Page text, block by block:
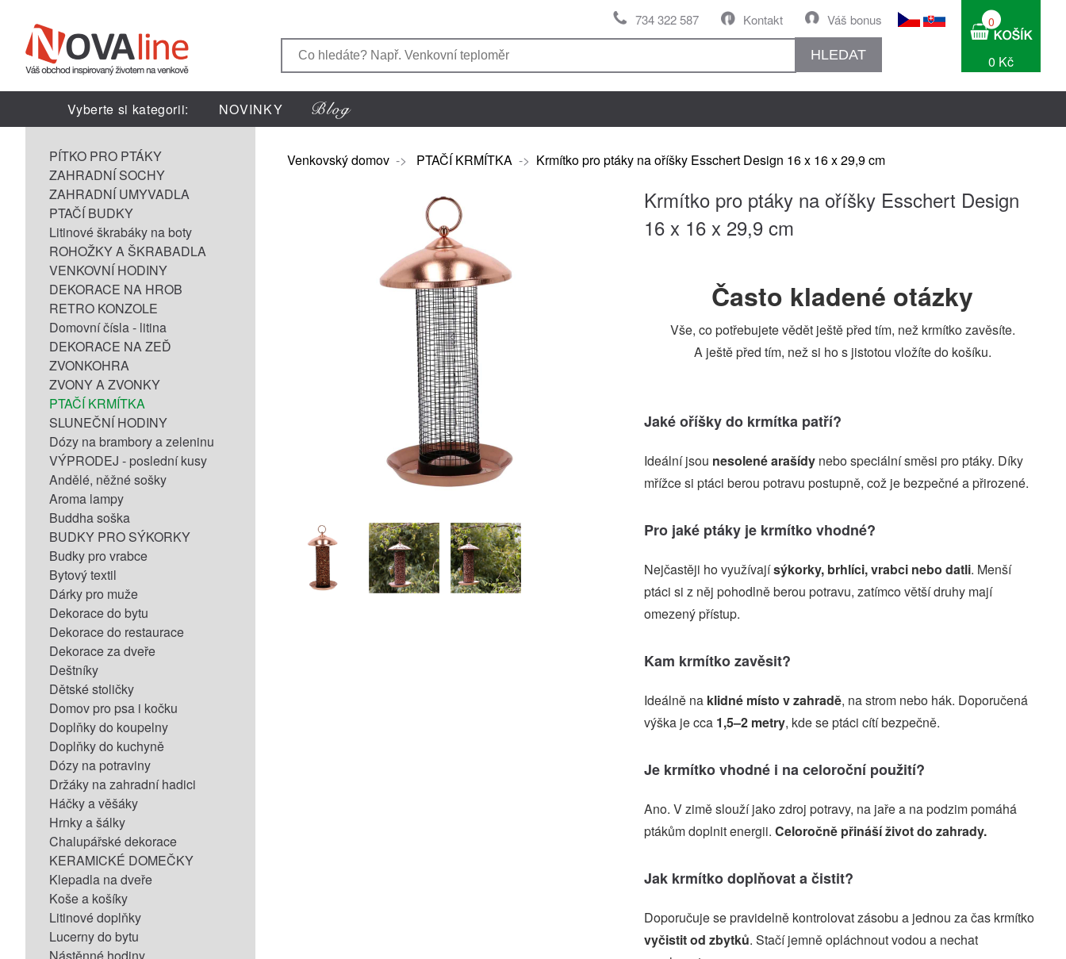
Váš bonus
Kontakt
734 322 587
HLEDAT
0
0 Kč
Vyberte si kategorii: NOVINKY
PÍTKO PRO PTÁKY
ZAHRADNÍ SOCHY
ZAHRADNÍ UMYVADLA
PTAČÍ BUDKY
Litinové škrabáky na boty
ROHOŽKY A ŠKRABADLA
VENKOVNÍ HODINY
DEKORACE NA HROB
RETRO KONZOLE
Domovní čísla - litina
DEKORACE NA ZEĎ
ZVONKOHRA
ZVONY A ZVONKY
PTAČÍ KRMÍTKA
SLUNEČNÍ HODINY
Dózy na brambory a zeleninu
VÝPRODEJ - poslední kusy
Andělé, něžné sošky
Aroma lampy
Buddha soška
BUDKY PRO SÝKORKY
Budky pro vrabce
Bytový textil
Dárky pro muže
Dekorace do bytu
Dekorace do restaurace
Dekorace za dveře
Deštníky
Dětské stoličky
Domov pro psa i kočku
Doplňky do koupelny
Doplňky do kuchyně
Dózy na potraviny
Držáky na zahradní hadici
Háčky a věšáky
Hrnky a šálky
Chalupářské dekorace
KERAMICKÉ DOMEČKY
Klepadla na dveře
Koše a košíky
Litinové doplňky
Lucerny do bytu
Venkovský domov -> PTAČÍ KRMÍTKA -> Krmítko pro ptáky na oříšky Esschert Design 16 x 16 x 29,9 cm
Krmítko pro ptáky na oříšky Esschert Design
16 x 16 x 29,9 cm
Často kladené otázky
Vše, co potřebujete vědět ještě před tím, než krmítko zavěsíte.
A ještě před tím, než si ho s jistotou vložíte do košíku.
Jaké oříšky do krmítka patří?
Ideální jsou nesolené arašídy nebo speciální směsi pro ptáky. Díky
mřížce si ptáci berou potravu postupně, což je bezpečné a přirozené.
Pro jaké ptáky je krmítko vhodné?
Nejčastěji ho využívajísýkorky, brhlíci, vrabci nebo datli. Menší
ptáci si z něj pohodlně berou potravu, zatímco větší druhy mají
omezený přístup.
Kam krmítko zavěsit?
Ideálně na klidné místo v zahradě, na strom nebo hák. Doporučená
výška je cca 1,5–2 metry, kde se ptáci cítí bezpečně.
Je krmítko vhodné i na celoroční použití?
Ano. V zimě slouží jako zdroj potravy, na jaře a na podzim pomáhá
ptákům doplnit energii. Celoročně přináší život do zahrady.
Jak krmítko doplňovat a čistit?
Doporučuje se pravidelně kontrolovat zásobu a jednou za čas krmítko
vyčistit od zbytků. Stačí jemně opláchnout vodou a nechat